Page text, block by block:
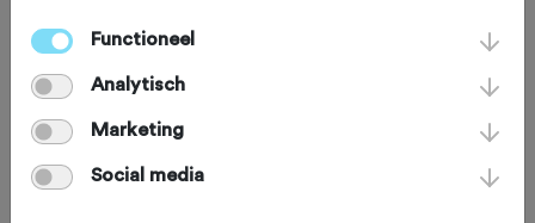
Wat vond je van deze toertocht?
Functioneel
Analytisch
Marketing
Social media